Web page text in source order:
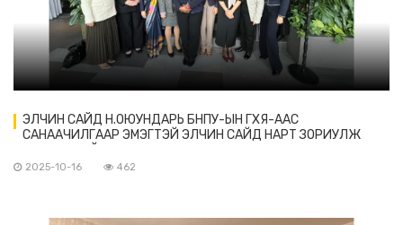
ЭЛЧИН САЙД Н.ОЮУНДАРЬ БНПУ-ЫН ГХЯ-ААС
САНААЧИЛГААР ЭМЭГТЭЙ ЭЛЧИН САЙД НАРТ ЗОРИУЛЖ
2025-10-16 462